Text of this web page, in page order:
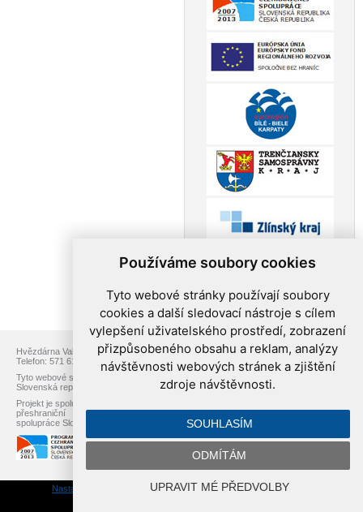
Používáme soubory cookies
Tyto webové stránky používají soubory
cookies a další sledovací nástroje s cílem
vylepšení uživatelského prostředí, zobrazení
přizpůsobeného obsahu a reklam, analýzy
návštěvnosti webových stránek a zjištění
zdroje návštěvnosti.
SOUHLASÍM
ODMÍTÁM
UPRAVIT MÉ PŘEDVOLBY
Hvězdárna Valašské Meziříčí, p.o., Vsetínská 78, 757 01 Valašské Meziříčí
Telefon: 571 611 928, Web:www.astrovm.cz , E-mail:
info@astrovm.cz
Tyto webové stránky jsou vytvořeny v rámci projektu přeshraniční spolupráce
Slovenská republika – Česká republika s názvem Astronomické cestování.
Projekt je spolufinancován z Fondu Mikroprojektů Operačního programu
přeshraniční
spolupráce Slovenská republika – Česká republika 2007–2013
Nastavení cookies | Vyrobil:WebConsult.cz – redakční systém